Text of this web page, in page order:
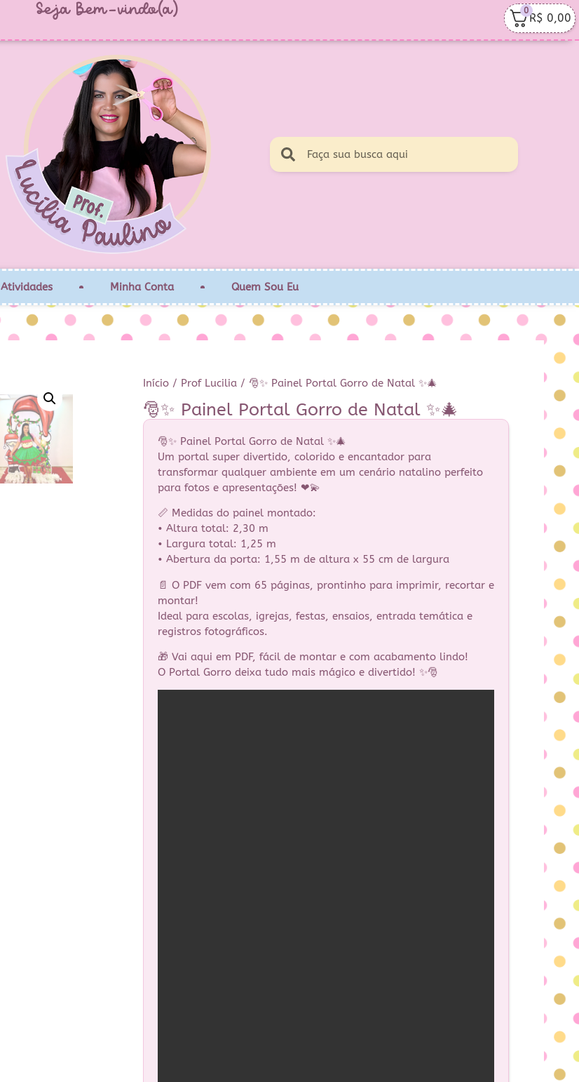
Seja Bem-vindo(a) 0
R$ 0,00
Atividades Minha Conta Quem Sou Eu
Início / Prof Lucilia / 🎅✨ Painel Portal Gorro de Natal ✨🎄
🎅✨ Painel Portal Gorro de Natal ✨🎄
🎅✨ Painel Portal Gorro de Natal ✨🎄
Um portal super divertido, colorido e encantador para
transformar qualquer ambiente em um cenário natalino perfeito
para fotos e apresentações! ❤💫
📏 Medidas do painel montado:
• Altura total: 2,30 m
• Largura total: 1,25 m
• Abertura da porta: 1,55 m de altura x 55 cm de largura
📄 O PDF vem com 65 páginas, prontinho para imprimir, recortar e
montar!
Ideal para escolas, igrejas, festas, ensaios, entrada temática e
registros fotográficos.
🎁 Vai aqui em PDF, fácil de montar e com acabamento lindo!
O Portal Gorro deixa tudo mais mágico e divertido! ✨🎅